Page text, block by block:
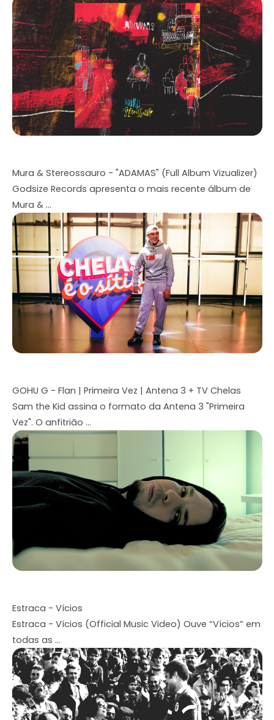
Mura & Stereossauro - "ADAMAS" (Full Album Vizualizer)
Godsize Records apresenta o mais recente álbum de
Mura & ...
GOHU G - Flan | Primeira Vez | Antena 3 + TV Chelas
Sam the Kid assina o formato da Antena 3 "Primeira
Vez". O anfitrião ...
Estraca - Vícios
Estraca - Vícios (Official Music Video) Ouve “Vícios” em
todas as ...